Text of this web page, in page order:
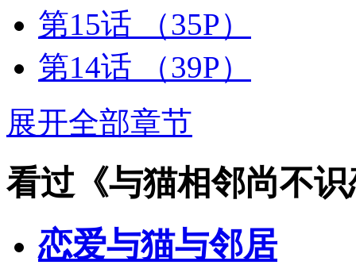
第15话
（35P）
第14话
（39P）
展开全部章节
看过《与猫相邻尚不
恋爱与猫与邻居